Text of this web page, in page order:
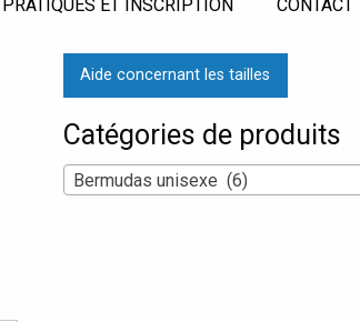
PRATIQUES ET INSCRIPTION CONTACT
Aide concernant les tailles
Catégories de produits
Bermudas unisexe (6)